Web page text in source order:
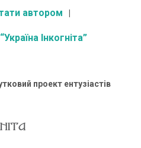
автором
Інкогніта”
проект ентузіастів